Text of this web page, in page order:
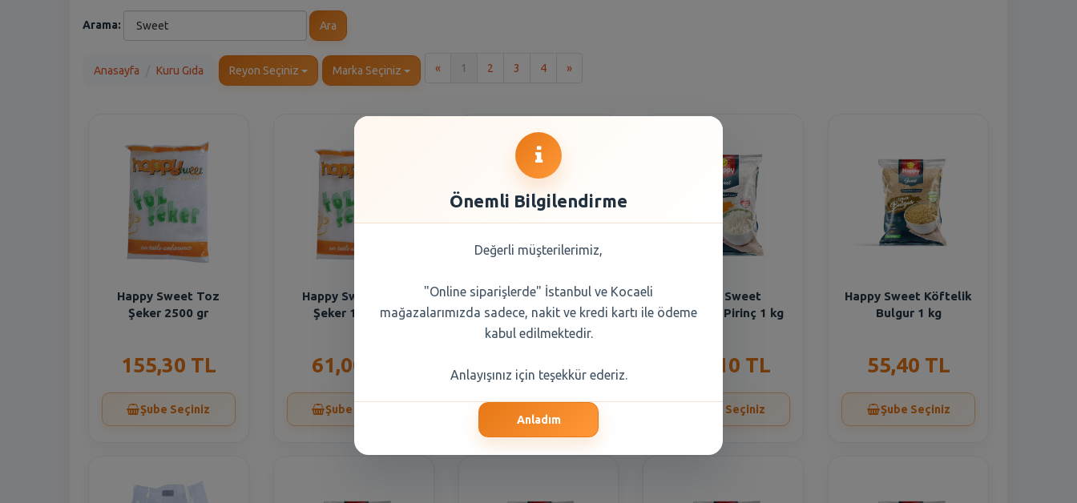
Arama: Ara
Anasayfa Kuru Gıda Reyon Seçiniz Marka Seçiniz « 1 2 3 4 »Son
Happy Sweet Toz
Şeker 2500 gr
155,30 TL
Şube Seçiniz
Happy Sweet Toz
Şeker 1000 gr
61,00 TL
Şube Seçiniz
Happy Sweet Gönen
Baldo Pirinç 1 kg
144,20 TL
Happy Sweet
Osmancık Pirinç 1 kg
133,10 TL
Şube Seçiniz
Happy Sweet Köftelik
Bulgur 1 kg
55,40 TL
Şube Seçiniz
Önemli Bilgilendirme
Değerli müşterilerimiz,
"Online siparişlerde" İstanbul ve Kocaeli
mağazalarımızda sadece, nakit ve kredi kartı ile ödeme
kabul edilmektedir.
Anlayışınız için teşekkür ederiz.
Anladım